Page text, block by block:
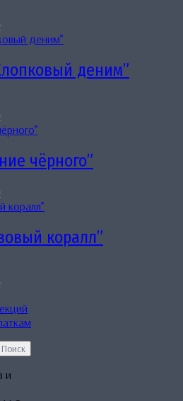
деним”
чёрного”
коралл”
Поиск
и